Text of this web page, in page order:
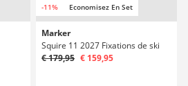
-11% Economisez En Set
Marker
Squire 11 2027 Fixations de ski
€ 179,95 € 159,95